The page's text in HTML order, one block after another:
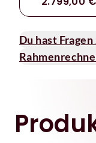
Du hast